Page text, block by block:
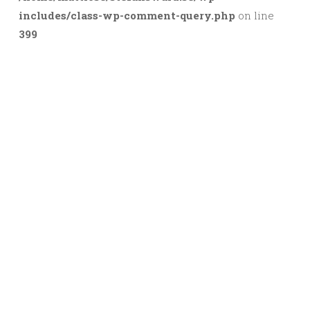
includes/class-wp-comment-query.php on line
399